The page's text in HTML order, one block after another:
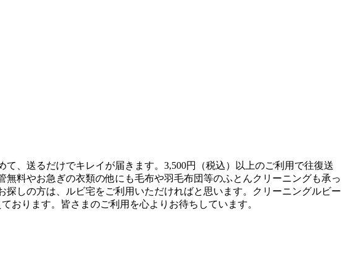
、送るだけでキレイが届きます。3,500円（税込）以上のご利用で往復送
料やお急ぎの衣類の他にも毛布や羽毛布団等のふとんクリーニングも承っ
しの方は、ルビ宅をご利用いただければと思います。クリーニングルビー
おります。皆さまのご利用を心よりお待ちしています。